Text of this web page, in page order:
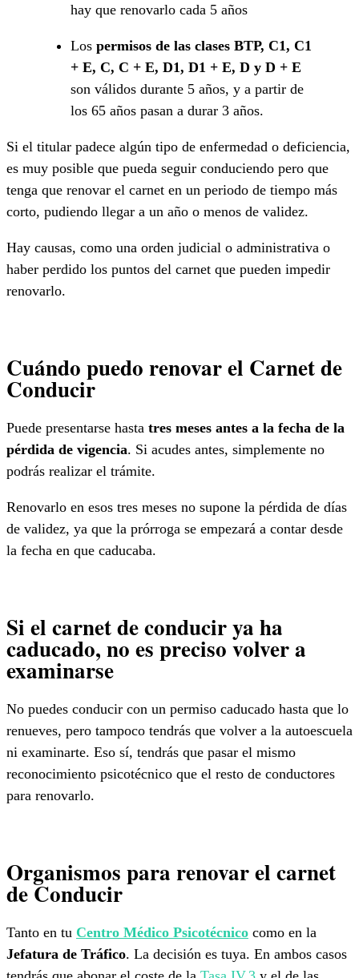
hay que renovarlo cada 5 años
Los permisos de las clases BTP, C1, C1
+ E, C, C + E, D1, D1 + E, D y D + E
son válidos durante 5 años, y a partir de
los 65 años pasan a durar 3 años.
Si el titular padece algún tipo de enfermedad o deficiencia,
es muy posible que pueda seguir conduciendo pero que
tenga que renovar el carnet en un periodo de tiempo más
corto, pudiendo llegar a un año o menos de validez.
Hay causas, como una orden judicial o administrativa o
haber perdido los puntos del carnet que pueden impedir
renovarlo.
Cuándo puedo renovar el Carnet de
Conducir
Puede presentarse hasta tres meses antes a la fecha de la
pérdida de vigencia. Si acudes antes, simplemente no
podrás realizar el trámite.
Renovarlo en esos tres meses no supone la pérdida de días
de validez, ya que la prórroga se empezará a contar desde
la fecha en que caducaba.
Si el carnet de conducir ya ha
caducado, no es preciso volver a
examinarse
No puedes conducir con un permiso caducado hasta que lo
renueves, pero tampoco tendrás que volver a la autoescuela
ni examinarte. Eso sí, tendrás que pasar el mismo
reconocimiento psicotécnico que el resto de conductores
para renovarlo.
Organismos para renovar el carnet
de Conducir
Tanto en tu Centro Médico Psicotécnico como en la
Jefatura de Tráfico. La decisión es tuya. En ambos casos